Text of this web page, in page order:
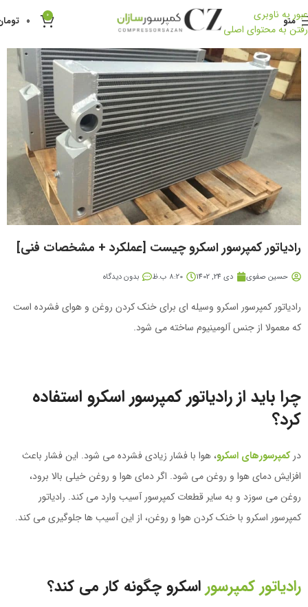
عبور به ناوبری
رفتن به محتوای اصلی
منو 0 ۰
رادیاتور کمپرسور اسکرو چیست [عملکرد + مشخصات فنی]
حسین صفوی دی 24, 1402 8:20 ب.ظ بدون دیدگاه
رادیاتور کمپرسور اسکرو وسیله ای برای خنک کردن روغن و هوای فشرده است
که معمولا از جنس آلومینیوم ساخته می شود.
چرا باید از رادیاتور کمپرسور اسکرو استفاده
کرد؟
درکمپرسورهای اسکرو، هوا با فشار زیادی فشرده می شود. این فشار باعث
افزایش دمای هوا و روغن می شود. اگر دمای هوا و روغن خیلی بالا برود،
روغن می سوزد و به سایر قطعات کمپرسور آسیب وارد می کند. رادیاتور
کمپرسور اسکرو با خنک کردن هوا و روغن، از این آسیب ها جلوگیری می کند.
رادیاتور کمپرسور اسکرو چگونه کار می کند؟